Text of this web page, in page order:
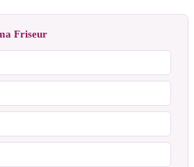
Friseur